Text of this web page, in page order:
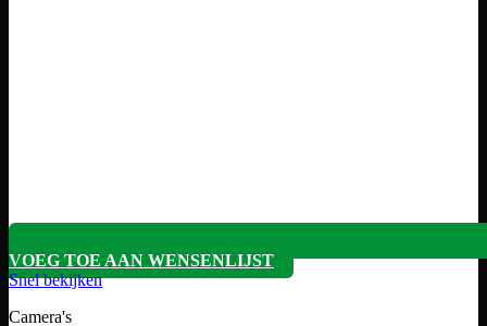
VOEG TOE AAN WENSENLIJST
Snel bekijken
Camera's